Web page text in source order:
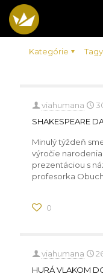
Kategórie Tagy
viahumana
SHAKESPEARE
Minulý týždeň
výročie
prezentáciou s
profesorka
0
viahumana
HURÁ VLAKOM